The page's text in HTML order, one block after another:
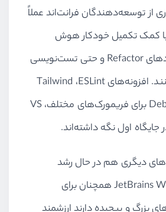
بسیاری از توسعه‌دهندگان فرانت‌اند عملاً
با کمک تکمیل خودکار هوش
مصنوعی، پیشنهادهای Refactor و حتی تست‌نویسی
خودکار تولید می‌کنند. افزونه‌های Tailwind ،ESLint
،Prettier و Debugger برای فریمورک‌های مختلف، VS
دیگری هم در حال رشد
هستند. JetBrains WebStorm همچنان برای